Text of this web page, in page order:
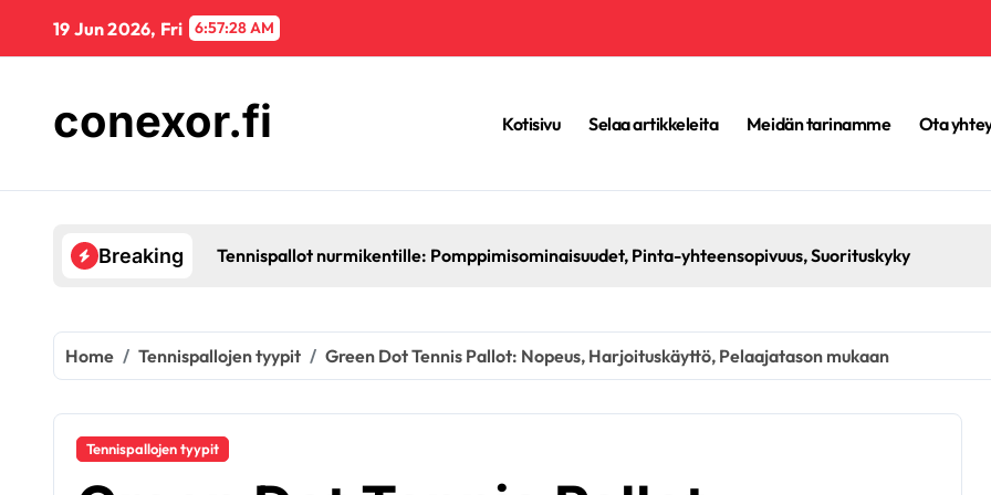
content
19 Jun 2026, Fri 6:57:29 AM
conexor.fi Kotisivu Selaa artikkeleita Meidän tarinamme Ota
Breaking Tennispallot nurmikentille: Pomppimisominaisuudet, Pinta-yhteensopivuus, Suorituskyky
Home Tennispallojen tyypit Green Dot Tennis Pallot: Nopeus, Harjoituskäyttö, Pelaajatason mukaan
Tennispallojen tyypit